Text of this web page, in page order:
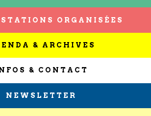
ORGANISÉES
& ARCHIVES
& CONTACT
NEWSLETTER